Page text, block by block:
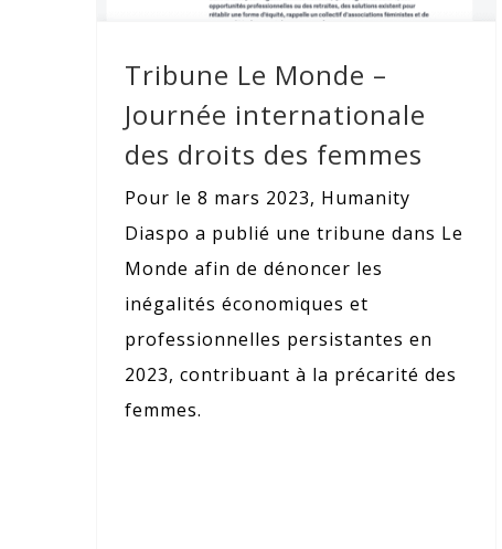
Tribune Le Monde –
Journée internationale
des droits des femmes
Pour le 8 mars 2023, Humanity
Diaspo a publié une tribune dans Le
Monde afin de dénoncer les
inégalités économiques et
professionnelles persistantes en
2023, contribuant à la précarité des
femmes.